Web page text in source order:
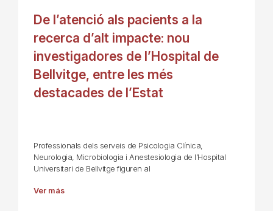
De l’atenció als pacients a la
recerca d’alt impacte: nou
investigadores de l’Hospital de
Bellvitge, entre les més
destacades de l’Estat
Professionals dels serveis de Psicologia Clínica,
Neurologia, Microbiologia i Anestesiologia de l’Hospital
Universitari de Bellvitge figuren al
Ver más